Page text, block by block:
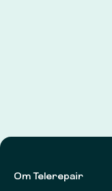
Om Telerepair